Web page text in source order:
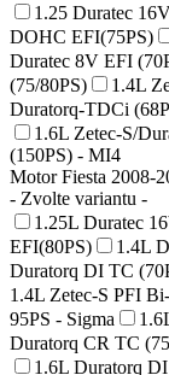
1.25 Duratec
DOHC EFI(75PS)
Duratec 8V EFI
(75/80PS)
1.4L
Duratorq-TDCi
1.6L Zetec-S/
(150PS) - MI4
Motor Fiesta 2008-
- Zvolte variantu -
1.25L Duratec
EFI(80PS)
1.4L
Duratorq DI TC
1.4L Zetec-S PFI
95PS - Sigma
Duratorq CR TC
1.6L Duratorq